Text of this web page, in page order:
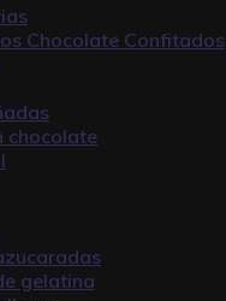
Chocolate Confitados
chocolate
gelatina